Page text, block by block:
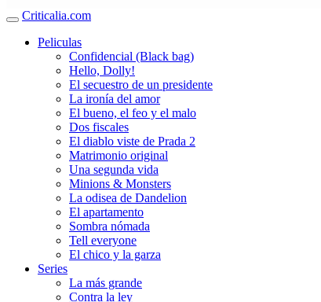
Criticalia.com
Peliculas
Confidencial (Black bag)
Hello, Dolly!
El secuestro de un presidente
La ironía del amor
El bueno, el feo y el malo
Dos fiscales
El diablo viste de Prada 2
Matrimonio original
Una segunda vida
Minions & Monsters
La odisea de Dandelion
El apartamento
Sombra nómada
Tell everyone
El chico y la garza
Series
La más grande
Contra la ley